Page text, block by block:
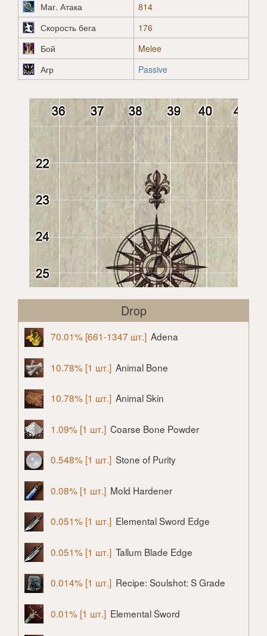
Маг. Атака
814
Скорость бега
176
Бой
Melee
Агр
Passive
Drop
70.01% [661-1347 шт.] Adena
10.78% [1 шт.] Animal Bone
10.78% [1 шт.] Animal Skin
1.09% [1 шт.] Coarse Bone Powder
0.548% [1 шт.] Stone of Purity
0.08% [1 шт.] Mold Hardener
0.051% [1 шт.] Elemental Sword Edge
0.051% [1 шт.] Tallum Blade Edge
0.014% [1 шт.] Recipe: Soulshot: S Grade
0.01% [1 шт.] Elemental Sword